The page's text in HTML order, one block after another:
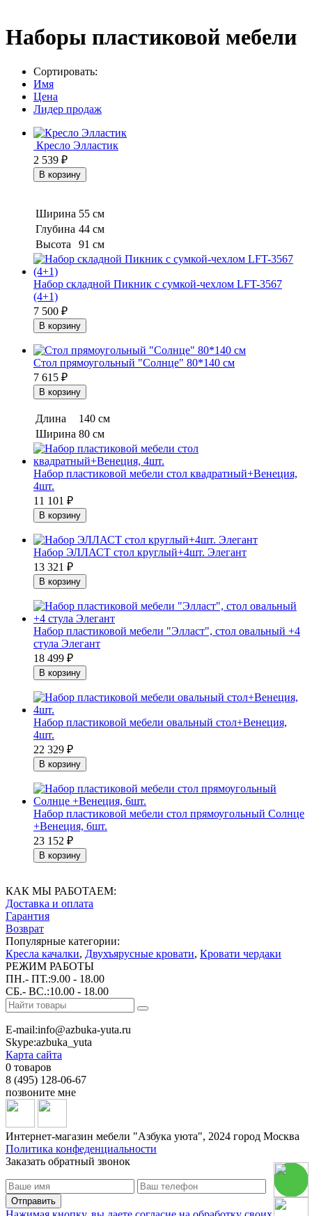
Наборы пластиковой мебели
Сортировать:
Имя
Цена
Лидер продаж
Кресло Элластик
2 539 ₽
Ширина 55 см
Глубина 44 см
Высота
91 см
Набор складной Пикник с сумкой-чехлом LFT-3567
(4+1)
7 500 ₽
Стол прямоугольный "Солнце" 80*140 см
7 615 ₽
Длина
140 см
Ширина 80 см
Набор пластиковой мебели стол квадратный+Венеция,
4шт.
11 101
₽
Набор ЭЛЛАСТ стол круглый+4шт. Элегант
13 321
₽
Набор пластиковой мебели "Элласт", стол овальный +4
стула Элегант
18 499 ₽
Набор пластиковой мебели овальный стол+Венеция,
4шт.
22 329 ₽
Набор пластиковой мебели стол прямоугольный Солнце
+Венеция, 6шт.
23 152 ₽
КАК МЫ РАБОТАЕМ:
Доставка и оплата
Гарантия
Возврат
Популярные категории:
Кресла качалки, Двухъярусные кровати, Кровати чердаки
РЕЖИМ РАБОТЫ
ПН.- ПТ.:9.00 - 18.00
СБ.- ВС.:10.00 - 18.00
E-mail:info@azbuka-yuta.ru
Skype:azbuka_yuta
Карта сайта
0 товаров
8 (495) 128-06-67
позвоните мне
Интернет-магазин мебели "Азбука уюта", 2024 город Москва
Политика конфеденциальности
Заказать обратный звонок